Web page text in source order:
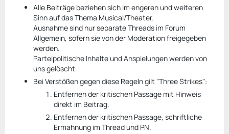
Alle Beiträge beziehen sich im engeren und weiteren
Sinn auf das Thema Musical/Theater.
Ausnahme sind nur separate Threads im Forum
Allgemein, sofern sie von der Moderation freigegeben
werden.
Parteipolitische Inhalte und Anspielungen werden von
uns gelöscht.
Bei Verstößen gegen diese Regeln gilt "Three Strikes":
Entfernen der kritischen Passage mit Hinweis
direkt im Beitrag.
Entfernen der kritischen Passage, schriftliche
Ermahnung im Thread und PN.